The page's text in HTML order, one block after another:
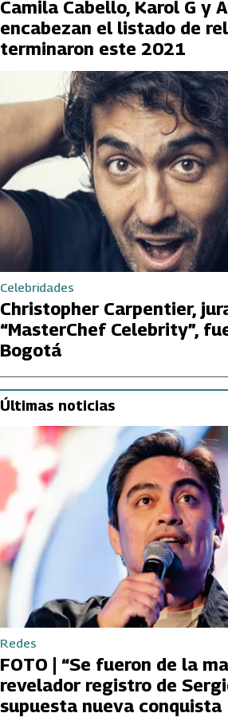
Camila Cabello, Karol G y
encabezan el listado de
terminaron este 2021
Celebridades
Christopher Carpentier,
“MasterChef Celebrity”,
Bogotá
Últimas noticias
Redes
FOTO | “Se fueron de la
revelador registro de
supuesta nueva conquista